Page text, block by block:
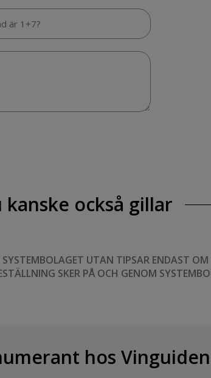
kanske också gillar
UTAN TIPSAR ENDAST
SKER PÅ OCH GENOM
hos